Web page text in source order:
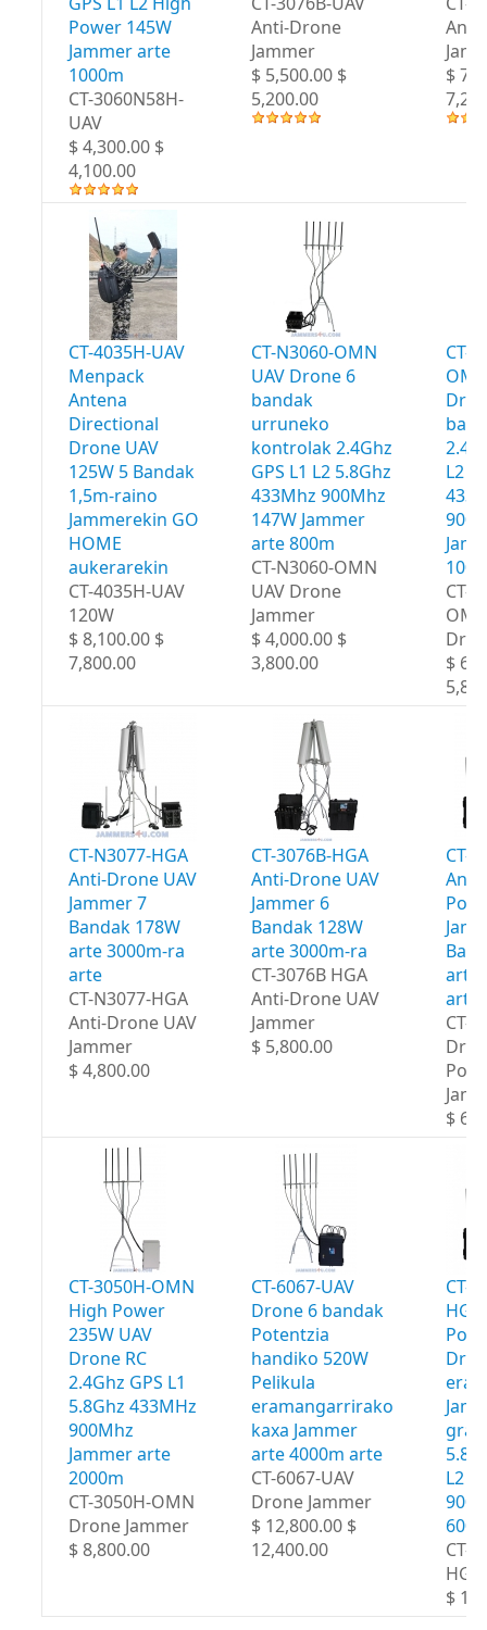
Power 145W
Jammer arte
1000m
CT-3060N58H-
UAV
$ 4,300.00 $
4,100.00
Anti-Drone
Jammer
$ 5,500.00 $
5,200.00
$
CT-4035H-UAV
Menpack
Antena
Directional
Drone UAV
125W 5 Bandak
1,5m-raino
Jammerekin GO
HOME
aukerarekin
CT-4035H-UAV
120W
$ 8,100.00 $
7,800.00
CT-N3060-OMN
UAV Drone 6
bandak
urruneko
kontrolak 2.4Ghz
GPS L1 L2 5.8Ghz
433Mhz 900Mhz
147W Jammer
arte 800m
CT-N3060-OMN
UAV Drone
Jammer
$ 4,000.00 $
3,800.00
CT-
L2
CT-
$
CT-N3077-HGA
Anti-Drone UAV
Jammer 7
Bandak 178W
arte 3000m-ra
arte
CT-N3077-HGA
Anti-Drone UAV
Jammer
$ 4,800.00
CT-3076B-HGA
Anti-Drone UAV
Jammer 6
Bandak 128W
arte 3000m-ra
CT-3076B HGA
Anti-Drone UAV
Jammer
$ 5,800.00
CT-
arte
arte
CT-
$
CT-3050H-OMN
High Power
235W UAV
Drone RC
2.4Ghz GPS L1
5.8Ghz 433MHz
900Mhz
Jammer arte
2000m
CT-3050H-OMN
Drone Jammer
$ 8,800.00
CT-6067-UAV
Drone 6 bandak
Potentzia
handiko 520W
Pelikula
eramangarrirako
kaxa Jammer
arte 4000m arte
CT-6067-UAV
Drone Jammer
$ 12,800.00 $
12,400.00
CT-
L2
CT-
HGA
$